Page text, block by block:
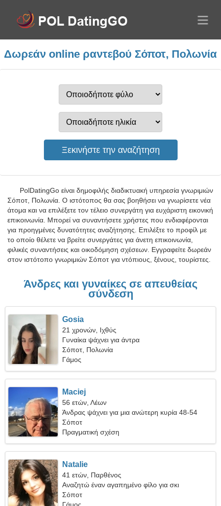
Δωρεάν online ραντεβού Σόποτ, Πολωνία
PolDatingGo είναι δημοφιλής διαδικτυακή υπηρεσία γνωριμιών
Σόποτ, Πολωνία. Ο ιστότοπος θα σας βοηθήσει να γνωρίσετε νέα
άτομα και να επιλέξετε τον τέλειο συνεργάτη για ευχάριστη εικονική
επικοινωνία. Μπορεί να συναντήσετε χρήστες που ενδιαφέρονται
για προηγμένες δυνατότητες αναζήτησης. Επιλέξτε το προφίλ με
το οποίο θέλετε να βρείτε συνεργάτες για άνετη επικοινωνία,
φιλικές συναντήσεις και οικοδόμηση σχέσεων. Εγγραφείτε δωρεάν
στον ιστότοπο γνωριμιών Σόποτ για ντόπιους, ξένους, τουρίστες.
Άνδρες και γυναίκες σε απευθείας
σύνδεση
Gosia
21 χρονών, Ιχθύς
Γυναίκα ψάχνει για άντρα
Σόποτ, Πολωνία
Γάμος
Maciej
56 ετών, Λέων
Άνδρας ψάχνει για μια ανώτερη κυρία 48-54
Σόποτ
Πραγματική σχέση
Natalie
41 ετών, Παρθένος
Αναζητώ έναν αγαπημένο φίλο για σκι
Σόποτ